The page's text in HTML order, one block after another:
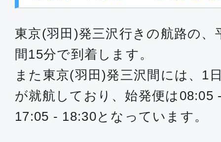
東京(羽田)発三沢行きの航路の
間15分で到着します。
また東京(羽田)発三沢間には、1
が就航しており、始発便は08:05
17:05 - 18:30となっています。